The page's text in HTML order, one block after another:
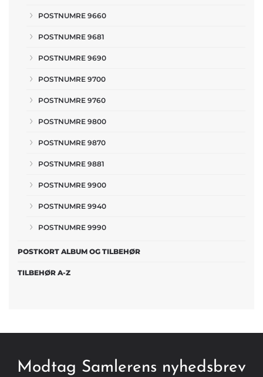
POSTNUMRE 9660
POSTNUMRE 9681
POSTNUMRE 9690
POSTNUMRE 9700
POSTNUMRE 9760
POSTNUMRE 9800
POSTNUMRE 9870
POSTNUMRE 9881
POSTNUMRE 9900
POSTNUMRE 9940
POSTNUMRE 9990
POSTKORT ALBUM OG TILBEHØR
TILBEHØR A-Z
Modtag Samlerens nyhedsbrev